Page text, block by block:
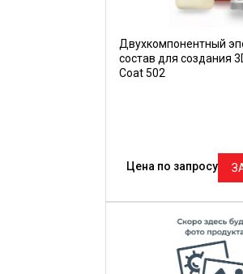
Двухкомпонентный
состав для создания
Coat 502
Цена по запросу